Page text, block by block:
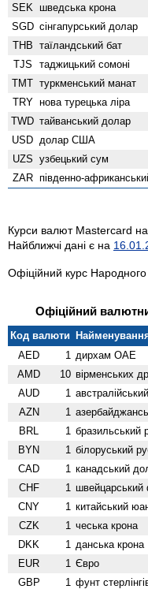
SEK шведська крона
SGD сінгапурський долар
THB таїландський бат
TJS таджицький сомоні
TMT туркменський манат
TRY нова турецька ліра
TWD тайванський долар
USD долар США
UZS узбецький сум
ZAR південно-
Курси валют Mastercard на
Найближчі дані є на
Офіційний курс
Офіційний
Код валюти
AED
1 дирхам ОАЕ
AMD 10 вiрменських
AUD 1
AZN 1
BRL 1 бразильський
BYN 1 білоруський
CAD 1 канадський
CHF 1 швейцарський
CNY 1 китайський
CZK 1 чеська крона
DKK 1 данська крона
EUR 1 Євро
GBP 1 фунт